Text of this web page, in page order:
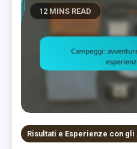
12 MINS READ
Risultati e Esperienze con